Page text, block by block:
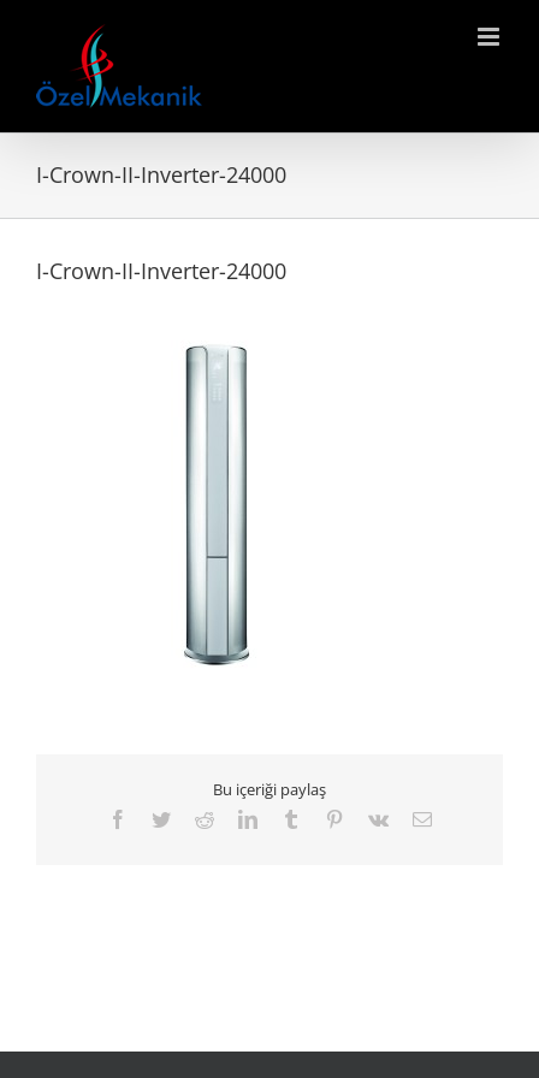
I-Crown-II-Inverter-24000
I-Crown-II-Inverter-24000
Bu içeriği paylaş
Facebook
TwitterRedditLinkedInTumblr Pinterest
Vk
E-